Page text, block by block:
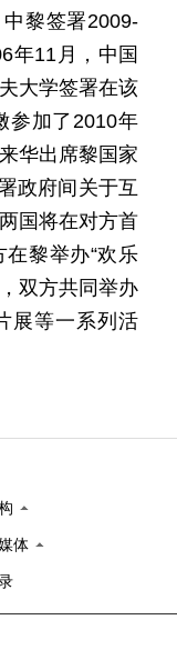
黎签署2009-
年11月，中国
大学签署在该
参加了2010年
华出席黎国家
政府间关于互
国将在对方首
黎举办“欢乐
双方共同举办
展等一系列活
体